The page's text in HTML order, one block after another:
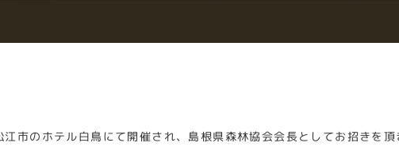
市のホテル白鳥にて開催され、島根県森林協会会長としてお招きを